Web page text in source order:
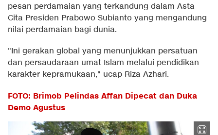
pesan perdamaian yang terkandung dalam Asta
Cita Presiden Prabowo Subianto yang mengandung
nilai perdamaian bagi dunia.
"Ini gerakan global yang menunjukkan persatuan
dan persaudaraan umat Islam melalui pendidikan
karakter kepramukaan," ucap Riza Azhari.
FOTO: Brimob Pelindas Affan Dipecat dan Duka
Demo Agustus